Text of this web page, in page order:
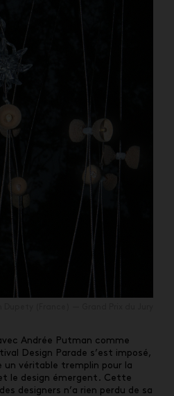
Andrée Putman comme
Design Parade s’est imposé,
un véritable tremplin pour la
le design émergent. Cette
designers n’a rien perdu de sa